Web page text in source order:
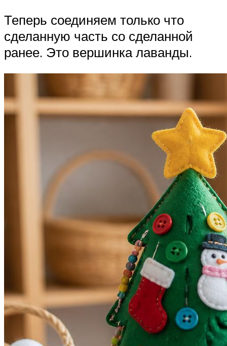
Теперь соединяем только что
сделанную часть со сделанной
ранее. Это вершинка лаванды.